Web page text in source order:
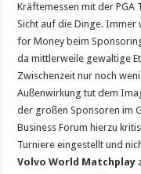
Kräftemessen mit der PGA
Sicht auf die Dinge. Immer
for Money beim
da mittlerweile gewaltige
Zwischenzeit nur noch
Außenwirkung tut dem
der großen Sponsoren im
Business Forum hierzu
Turniere eingestellt und
Volvo World Matchplay